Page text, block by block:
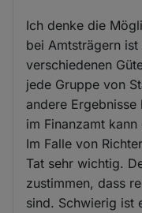
Ich denke die
bei Amtsträgern
verschiedenen
jede Gruppe von
andere Ergebnisse
im Finanzamt
Im Falle von
Tat sehr wichtig.
zustimmen, dass
sind. Schwierig ist